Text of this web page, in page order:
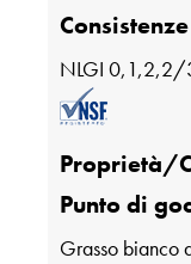
NLGI 0,1,2,2/
Proprietà/
Punto di
Grasso bianco